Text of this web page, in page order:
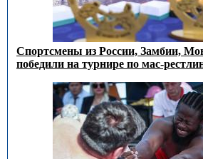
Спортсмены из России, Замбии,
победили на турнире по мас-